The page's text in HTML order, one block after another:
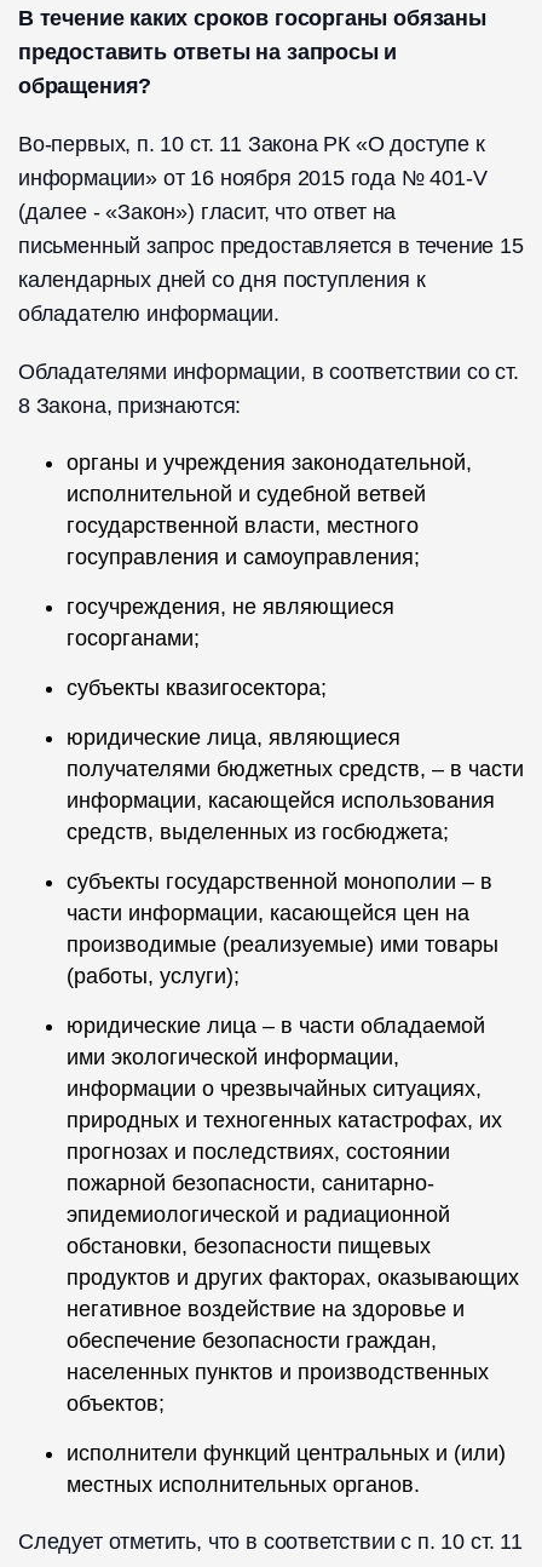
В течение каких сроков госорганы обязаны
предоставить ответы на запросы и
обращения?
Во-первых, п. 10 ст. 11 Закона РК «О доступе к
информации» от 16 ноября 2015 года № 401-V
(далее - «Закон») гласит, что ответ на
письменный запрос предоставляется в течение 15
календарных дней со дня поступления к
обладателю информации.
Обладателями информации, в соответствии со ст.
8 Закона, признаются:
органы и учреждения законодательной,
исполнительной и судебной ветвей
государственной власти, местного
госуправления и самоуправления;
госучреждения, не являющиеся
госорганами;
субъекты квазигосектора;
юридические лица, являющиеся
получателями бюджетных средств, – в части
информации, касающейся использования
средств, выделенных из госбюджета;
субъекты государственной монополии – в
части информации, касающейся цен на
производимые (реализуемые) ими товары
(работы, услуги);
юридические лица – в части обладаемой
ими экологической информации,
информации о чрезвычайных ситуациях,
природных и техногенных катастрофах, их
прогнозах и последствиях, состоянии
пожарной безопасности, санитарно-
эпидемиологической и радиационной
обстановки, безопасности пищевых
продуктов и других факторах, оказывающих
негативное воздействие на здоровье и
обеспечение безопасности граждан,
населенных пунктов и производственных
объектов;
исполнители функций центральных и (или)
местных исполнительных органов.
Следует отметить, что в соответствии с п. 10 ст. 11